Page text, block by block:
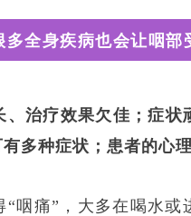
多全身疾病也会让咽部
、治疗效果欠佳；症状
多种症状；患者的心理
咽痛”，大多在喝水